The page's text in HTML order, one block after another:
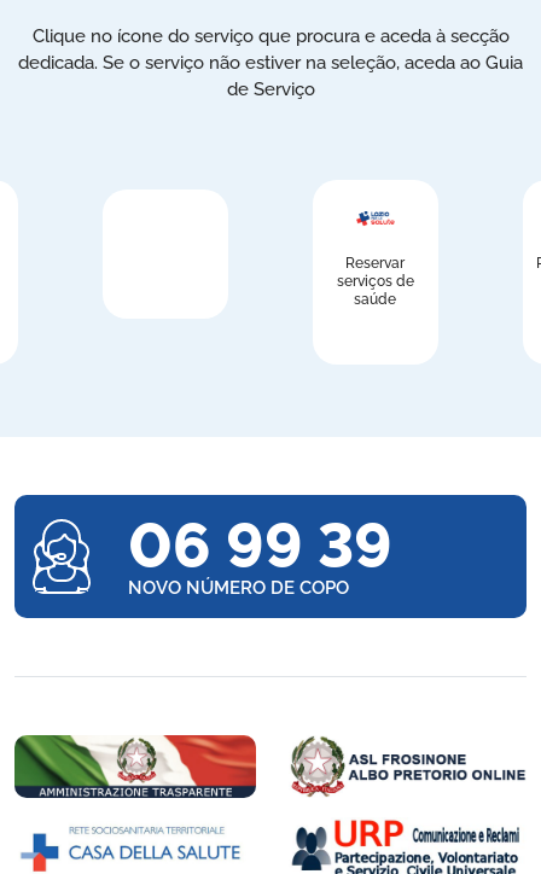
Clique no ícone do serviço que procura e aceda à secção
dedicada. Se o serviço não estiver na seleção, aceda ao Guia
de Serviço
Reservar
serviços de
saúde
06 99 39
NOVO NÚMERO DE COPO